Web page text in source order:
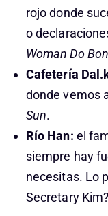
rojo donde
o
Woman Do
Cafetería
donde vemos
Sun.
Río Han: el
siempre hay
necesitas. Lo
Secretary Kim?